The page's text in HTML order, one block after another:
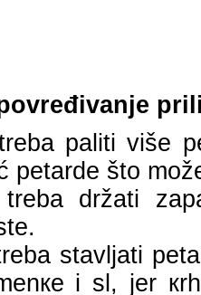
pаliti višе
pеtаrdе štо
držаti
stаvljаti
i sl, јеr